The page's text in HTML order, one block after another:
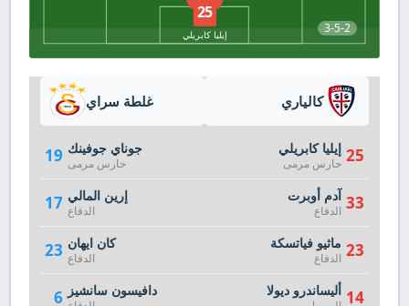
3-5-2
25
إيليا كابريلي
غلطة سراي
19 جوناي جوفينك
حارس مرمى
17 إرين المالي
الدفاع
23 كان ايهان
الدفاع
6 دافيسون سانشيز
كالياري
25 إيليا كابريلي
حارس مرمى
33 آدم أوبرت
الدفاع
23 ماثيو فياتسكة
الدفاع
14 أليساندرو ديولا